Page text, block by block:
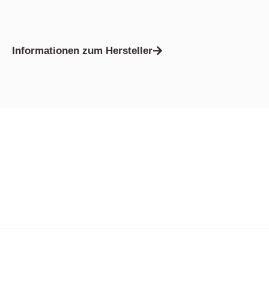
Informationen zum Hersteller